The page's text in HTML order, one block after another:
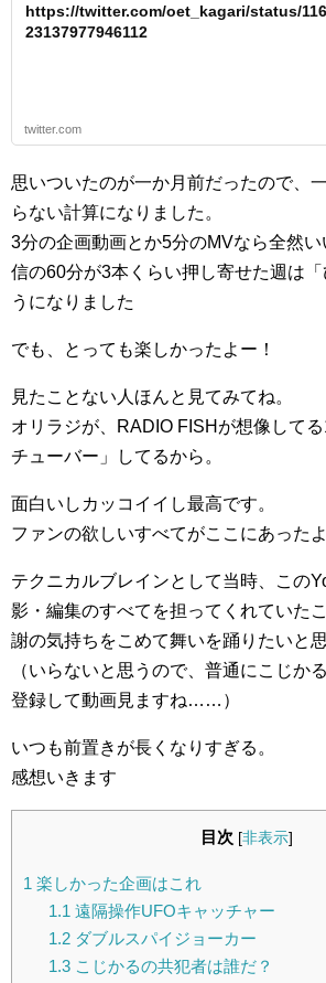
https://twitter.com/oet_kagari/status/
23137977946112
twitter.com
思いついたのが一か月前だったので、
らない計算になりました。
3分の企画動画とか5分のMVなら全然
信の60分が3本くらい押し寄せた週は
うになりました
でも、とっても楽しかったよー！
見たことない人ほんと見てみてね。
オリラジが、RADIO FISHが想像して
チューバー」してるから。
面白いしカッコイイし最高です。
ファンの欲しいすべてがここにあっ
テクニカルブレインとして当時、この
影・編集のすべてを担ってくれていた
謝の気持ちをこめて舞いを踊りたいと
（いらないと思うので、普通にこじか
登録して動画見ますね……）
いつも前置きが長くなりすぎる。
感想いきます
目次 [非表示]
1 楽しかった企画はこれ
1.1 遠隔操作UFOキャッチャー
1.2ダブルスパイジョーカー
1.3こじかるの共犯者は誰だ？